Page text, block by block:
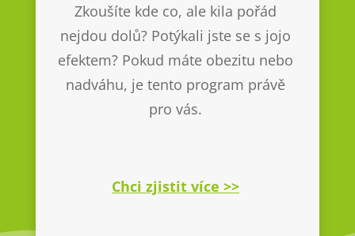
Zkoušíte kde co, ale kila pořád
nejdou dolů? Potýkali jste se s jojo
efektem? Pokud máte obezitu nebo
nadváhu, je tento program právě
pro vás.
Chci zjistit více >>